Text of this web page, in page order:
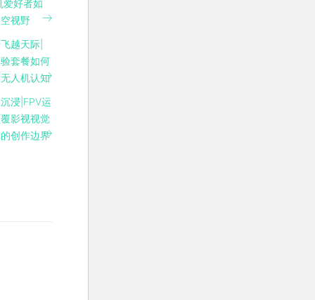
爱好者如
视野
越天际|
套餐如何
人机认知
浸|FPV运
影视视觉
创作边界